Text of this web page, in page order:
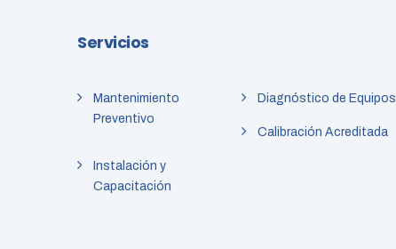
Servicios
Mantenimiento
Preventivo
Diagnóstico de Equipos
Calibración Acreditada
Instalación y
Capacitación